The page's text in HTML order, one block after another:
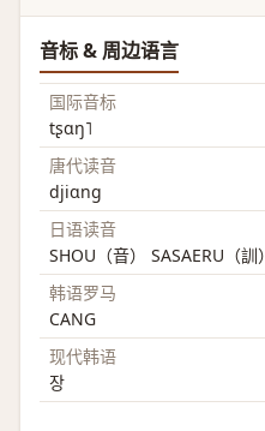
音标 & 周边语言
国际音标
tʂɑŋ˥
唐代读音
djiɑng
日语读音
SHOU（音） SASAERU（訓）
韩语罗马
CANG
现代韩语
장